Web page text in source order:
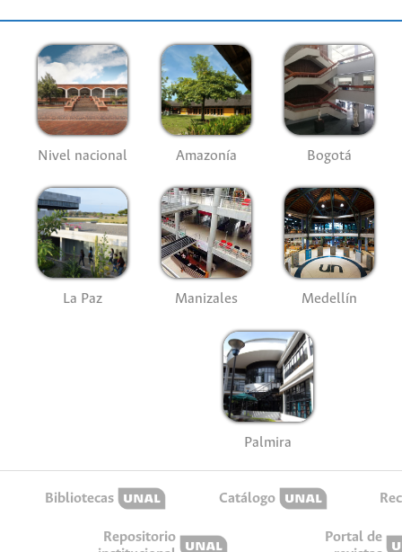
Nivel nacional Amazonía Bogotá
La Paz Manizales Medellín
Palmira
Bibliotecas Catálogo
Repositorio
Portal de